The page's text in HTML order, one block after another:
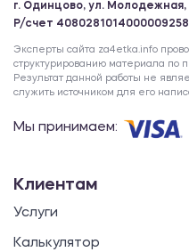
г. Одинцово, ул. Молодежная,
Р/счет
Эксперты сайта za4etka.info
структурированию материала по
Результат данной работы не
служить источником для его
Мы принимаем:
Клиентам
Услуги
Калькулятор